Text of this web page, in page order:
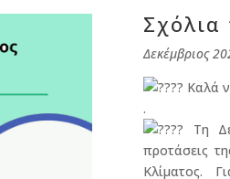
Δεκέμβριος
Καλά
.
Τη
προτάσεις
Κλίματος.